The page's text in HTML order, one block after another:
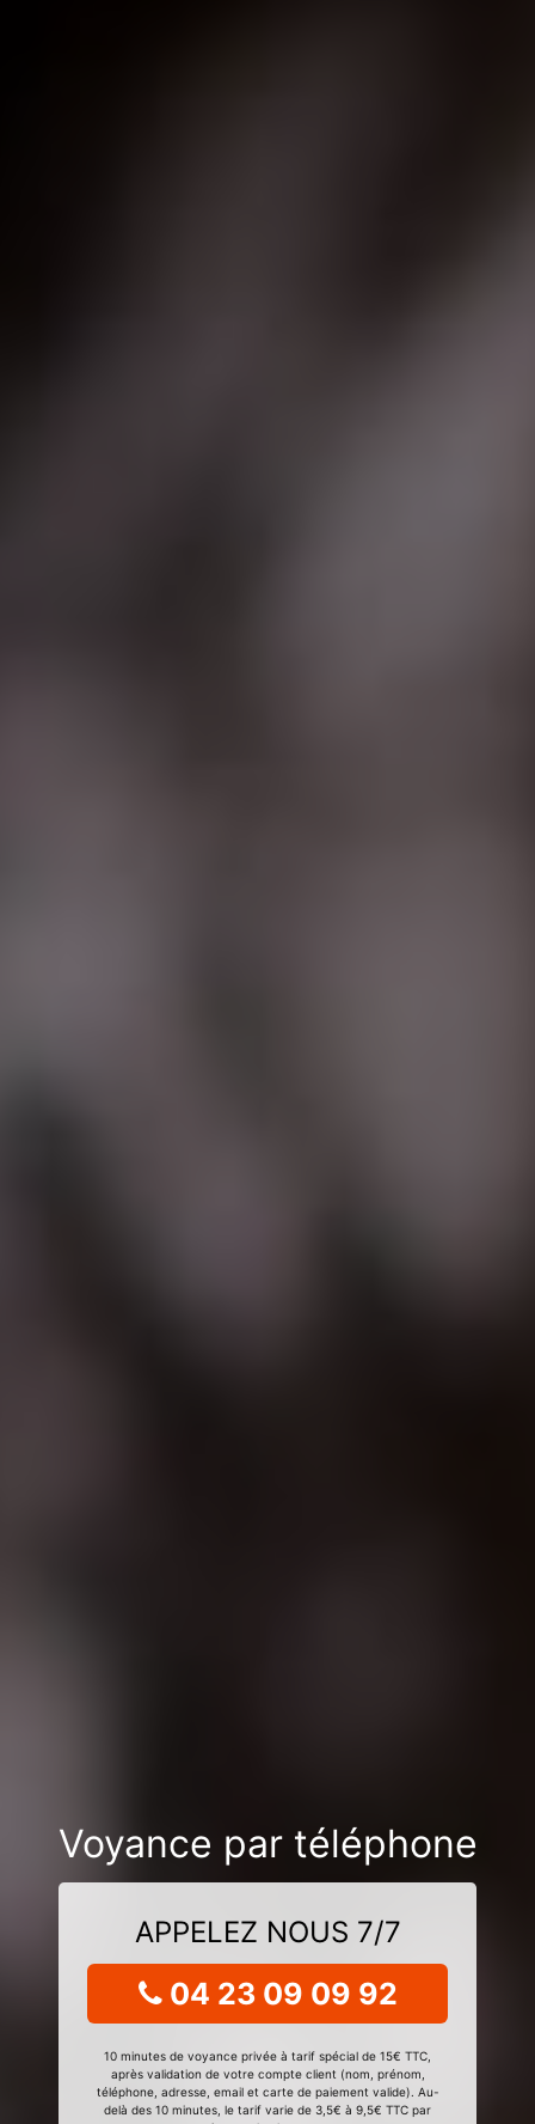
Voyance par téléphone
APPELEZ NOUS 7/7
04 23 09 09 92
10 minutes de voyance privée à tarif spécial de 15€ TTC,
après validation de votre compte client (nom, prénom,
téléphone, adresse, email et carte de paiement valide). Au-
delà des 10 minutes, le tarif varie de 3,5€ à 9,5€ TTC par